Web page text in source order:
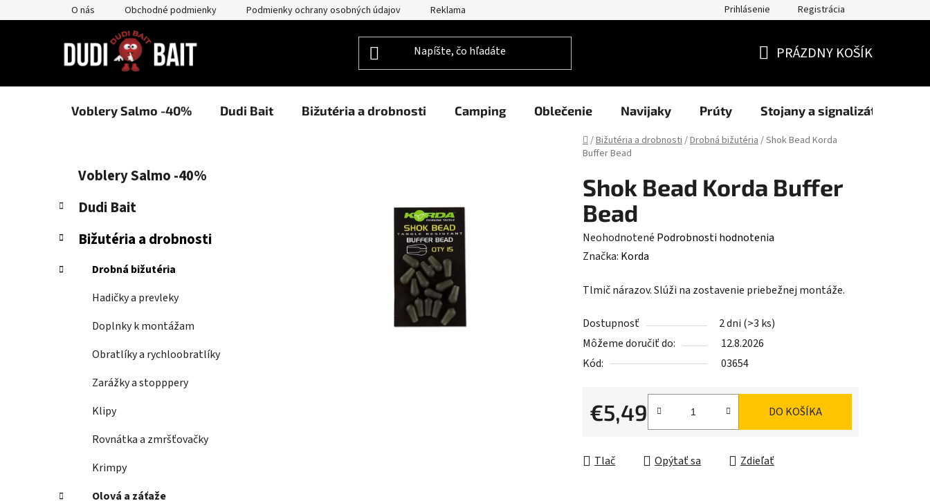
na
O nás Obchodné podmienky Podmienky ochrany osobných údajov Reklamačný poriadok Formuláre NAŠI PARTNERI -
Prihlásenie Registrácia
KOŠÍK
PRÁZDNY KOŠÍK
Voblery Salmo -40% Dudi Bait Bižutéria a drobnosti Camping Oblečenie Navijaky Prúty Stojany a signalizátory
Domov
/Bižutéria a drobnosti/Drobná bižutéria/Shok Bead Korda
Buffer Bead
č
ý
a
Preskočiť
kategórie
e
ó
i
Voblery Salmo -40%
Dudi Bait
Bižutéria a drobnosti
Drobná bižutéria
Hadičky a prevleky
Doplnky k montážam
Obratlíky a rychloobratlíky
Zarážky a stopppery
Klipy
Rovnátka a zmršťovačky
Krimpy
Olová a záťaže
Shok Bead Korda Buffer
Bead
Priemerné
hodnotenie
je
z
5
hviezdičiek.
Neohodnotené Podrobnosti hodnotenia
Značka: Korda
Tlmič nárazov. Slúži na zostavenie priebežnej montáže.
Dostupnosť 2 dni (>3 ks)
Môžeme doručiť do:
12.8.2026
Kód:
03654
€5,49
Jednotková cena:
DO KOŠÍKA
Tlač Opýtať sa Zdieľať